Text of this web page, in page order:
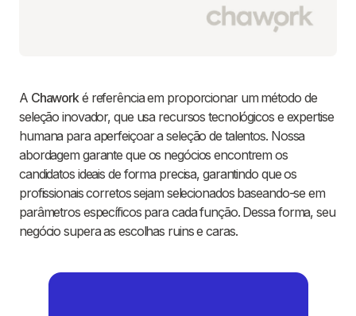
A Chaworké referência em proporcionar um método de
seleção inovador, que usa recursos tecnológicos e expertise
humana para aperfeiçoar a seleção de talentos. Nossa
abordagem garante que os negócios encontrem os
candidatos ideais de forma precisa, garantindo que os
profissionais corretos sejam selecionados baseando-se em
parâmetros específicos para cada função. Dessa forma, seu
negócio supera as escolhas ruins e caras.